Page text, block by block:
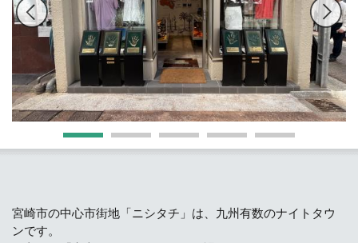
宮崎市の中心市街地「ニシタチ」は、九州有数のナイトタウ
ンです。